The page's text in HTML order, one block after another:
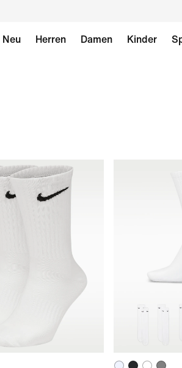
Neu Herren Damen Kinder